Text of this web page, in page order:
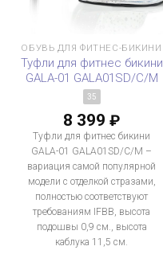
ОБУВЬ ДЛЯ ФИТНЕС-БИКИНИ
Туфли для фитнес бикини
GALA-01 GALA01SD/C/M
35
8 399 ₽
Туфли для фитнес бикини
GALA-01 GALA01SD/C/M –
вариация самой популярной
модели с отделкой стразами,
полностью соответствуют
требованиям IFBB, высота
подошвы 0,9 см., высота
каблука 11,5 см.